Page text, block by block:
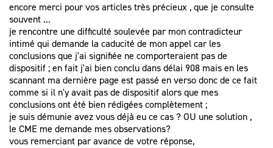
encore merci pour vos articles très précieux , que je consulte
souvent ...
je rencontre une difficulté soulevée par mon contradicteur
intimé qui demande la caducité de mon appel car les
conclusions que j'ai signifiée ne comporteraient pas de
dispositif ; en fait j'ai bien conclu dans délai 908 mais en les
scannant ma dernière page est passé en verso donc de ce fait
comme si il n'y avait pas de dispositif alors que mes
conclusions ont été bien rédigées complètement ;
je suis démunie avez vous déjà eu ce cas ? OU une solution ,
le CME me demande mes observations?
vous remerciant par avance de votre réponse,